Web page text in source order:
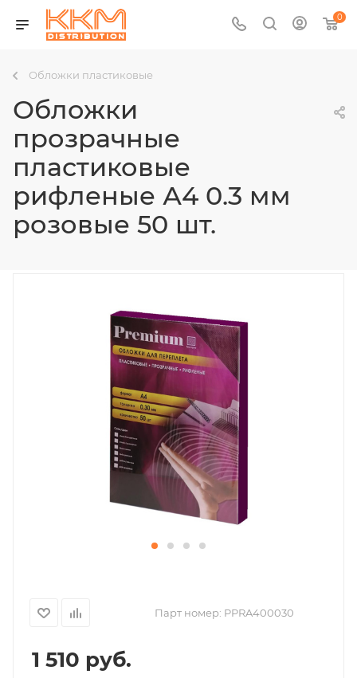
0
Обложки пластиковые
Обложки
прозрачные
пластиковые
рифленые А4 0.3 мм
розовые 50 шт.
Парт номер: PPRA400030
1 510 руб.